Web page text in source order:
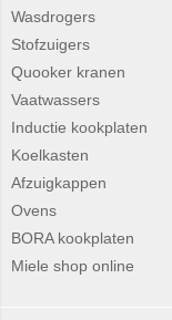
Wasdrogers
Stofzuigers
Quooker kranen
Vaatwassers
Inductie kookplaten
Koelkasten
Afzuigkappen
Ovens
BORA kookplaten
Miele shop online